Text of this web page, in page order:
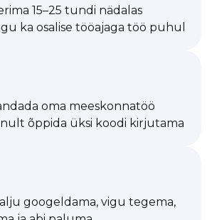
15–25 tundi nädalas
ka osalise tööajaga töö puhul
oma meeskonnatöö
õppida üksi koodi kirjutama
googeldama, vigu tegema,